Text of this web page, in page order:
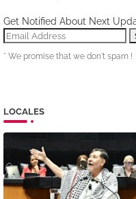
Get Notified About Next
* We promise that we don't spam !
LOCALES